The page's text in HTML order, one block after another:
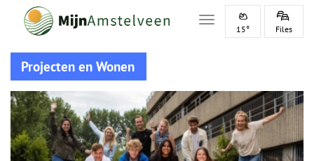
Toggle navigation
15° Files
Projecten en Wonen